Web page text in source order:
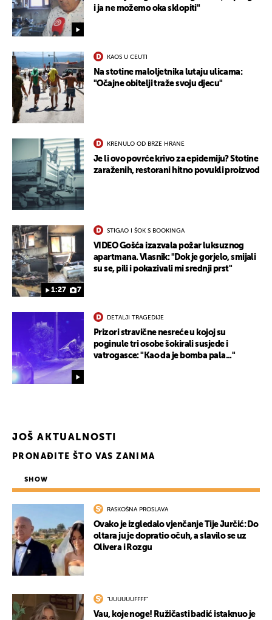
i ja ne možemo oka sklopiti"
KAOS U CEUTI
Na stotine maloljetnika lutaju ulicama:
"Očajne obitelji traže svoju djecu"
KRENULO OD BRZE HRANE
Je li ovo povrće krivo za epidemiju? Stotine
zaraženih, restorani hitno povukli proizvod
1:27 7
STIGAO I ŠOK S BOOKINGA
VIDEO Gošća izazvala požar luksuznog
apartmana. Vlasnik: "Dok je gorjelo, smijali
su se, pili i pokazivali mi srednji prst"
DETALJI TRAGEDIJE
Prizori stravične nesreće u kojoj su
poginule tri osobe šokirali susjede i
vatrogasce: "Kao da je bomba pala..."
JOŠ AKTUALNOSTI
PRONAĐITE ŠTO VAS ZANIMA
SHOW
RASKOŠNA PROSLAVA
Ovako je izgledalo vjenčanje Tije Jurčić: Do
oltara ju je dopratio očuh, a slavilo se uz
Olivera i Rozgu
"UUUUUUFFFF"
Vau, koje noge! Ružičasti badić istaknuo je
UKLJUČITE NOTIFIKACIJE